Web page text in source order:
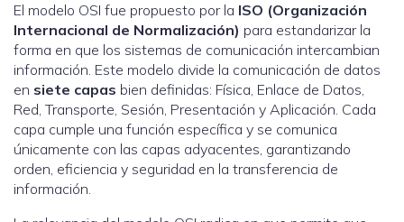
El modelo OSI fue propuesto por la ISO (Organización
Internacional de Normalización) para estandarizar la
forma en que los sistemas de comunicación intercambian
información. Este modelo divide la comunicación de datos
en siete capas bien definidas: Física, Enlace de Datos,
Red, Transporte, Sesión, Presentación y Aplicación. Cada
capa cumple una función específica y se comunica
únicamente con las capas adyacentes, garantizando
orden, eficiencia y seguridad en la transferencia de
información.